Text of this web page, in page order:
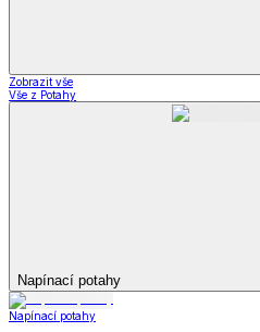
Zobrazit vše
Vše z Potahy
Napínací potahy
Napínací potahy